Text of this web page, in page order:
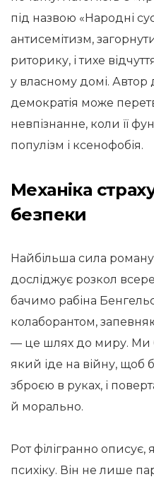
під назвою «Народні
антисемітизм,
риторику, і тихе
у власному домі. Автор
демократія може
невпізнанне, коли її
популізм і ксенофобія.
Механіка
безпеки
Найбільша сила роману
досліджує розкол
бачимо рабіна
колаборантом,
— це шлях до миру. Ми
який іде на війну, щоб
зброєю в руках, і
й морально.
Рот філігранно описує,
психіку. Він не лише